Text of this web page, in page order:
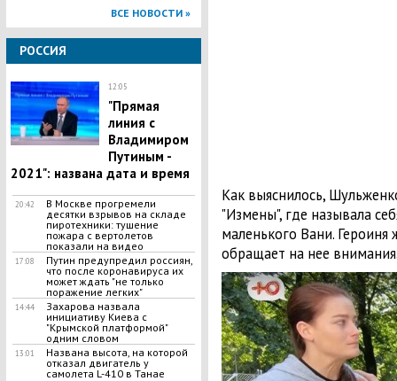
ВСЕ НОВОСТИ »
РОССИЯ
12:05
"Прямая
линия с
Владимиром
Путиным -
2021": названа дата и время
20:42
В Москве прогремели
десятки взрывов на складе
пиротехники: тушение
пожара с вертолетов
показали на видео
17:08
Путин предупредил россиян,
что после коронавируса их
может ждать "не только
поражение легких"
14:44
Захарова назвала
инициативу Киева с
"Крымской платформой"
одним словом
13:01
Названа высота, на которой
отказал двигатель у
самолета L-410 в Танае
Как выяснилось,
"Измены", где называла
маленького Вани. Героиня
обращает на нее